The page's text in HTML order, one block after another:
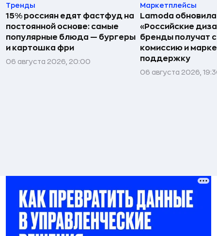
Тренды
15% россиян едят фастфуд на
постоянной основе: самые
популярные блюда — бургеры
и картошка фри
06 августа 2026, 20:00
Маркетплейсы
Lamoda
«Российские
бренды получат
комиссию и
поддержку
06 августа 2026,